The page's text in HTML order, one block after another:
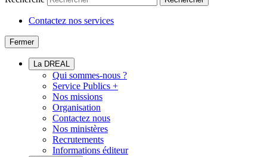
Contactez nos services
Fermer
La DREAL
Qui sommes-nous ?
Service Publics +
Nos missions
Organisation
Contactez nous
Nos ministères
Recrutements
Informations éditeur